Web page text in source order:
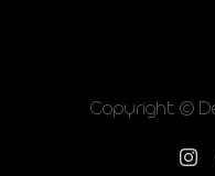
Copyright ©